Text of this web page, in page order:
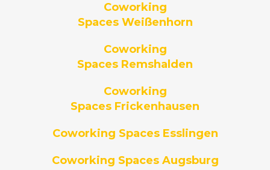
Coworking
Spaces Weißenhorn
Coworking
Spaces Remshalden
Coworking
Spaces Frickenhausen
Coworking Spaces Esslingen
Coworking Spaces Augsburg